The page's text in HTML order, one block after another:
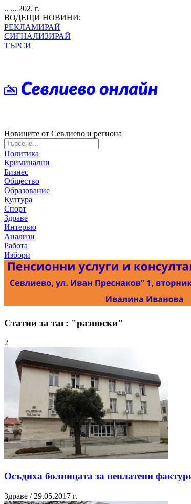
.. ... 202. г.
ВОДЕЩИ НОВИНИ:
РЕКЛАМИРАЙ
СИГНАЛИЗИРАЙ
ТЪРСИ
Новините от Севлиево и региона
Политика
Криминални
Бизнес
Общество
Образование
Култура
Спорт
Здраве
Интервю
Анализи
Работа
Избори
Статии за таг: "разноски"
2
Осъдиха болницата за неплатени
Здраве / 29.05.2017 г.